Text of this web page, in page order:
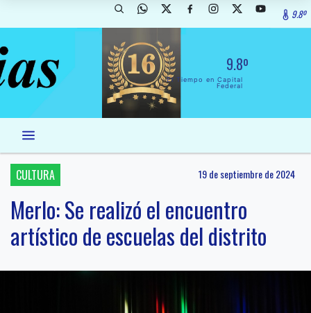
9.8º
9.8º
El Tiempo en Capital
Federal
CULTURA 19 de septiembre de 2024
Merlo: Se realizó el encuentro
artístico de escuelas del distrito